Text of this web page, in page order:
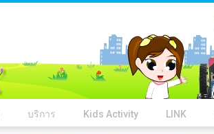
บริการ Kids Activity LINK